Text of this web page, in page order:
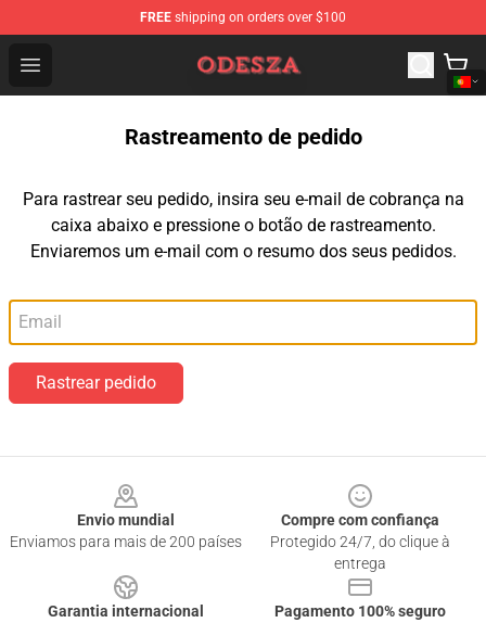
FREE shipping on orders over $100
Open menu
ODESZA Shop - Official ODESZA Merchandise Store
Rastreamento de pedido
Para rastrear seu pedido, insira seu e-mail de cobrança na
caixa abaixo e pressione o botão de rastreamento.
Enviaremos um e-mail com o resumo dos seus pedidos.
Rastrear pedido
Envio mundial
Enviamos para mais de 200 países
Compre com confiança
Protegido 24/7, do clique à
entrega
Garantia internacional
Pagamento 100% seguro